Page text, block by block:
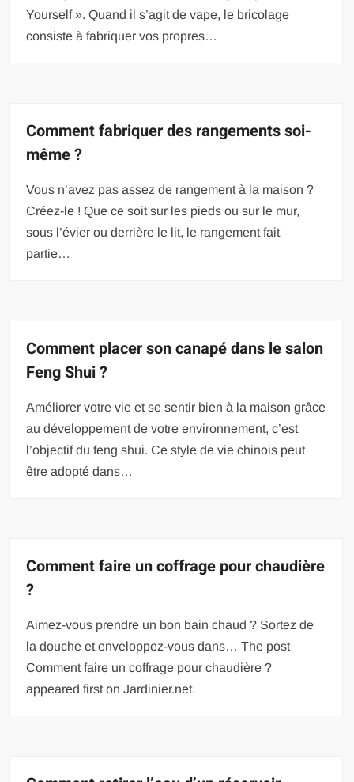
Yourself ». Quand il s’agit de vape, le bricolage
consiste à fabriquer vos propres…
Comment fabriquer des rangements soi-
même ?
Vous n’avez pas assez de rangement à la maison ?
Créez-le ! Que ce soit sur les pieds ou sur le mur,
sous l’évier ou derrière le lit, le rangement fait
partie…
Comment placer son canapé dans le salon
Feng Shui ?
Améliorer votre vie et se sentir bien à la maison grâce
au développement de votre environnement, c’est
l’objectif du feng shui. Ce style de vie chinois peut
être adopté dans…
Comment faire un coffrage pour chaudière
?
Aimez-vous prendre un bon bain chaud ? Sortez de
la douche et enveloppez-vous dans… The post
Comment faire un coffrage pour chaudière ?
appeared first on Jardinier.net.